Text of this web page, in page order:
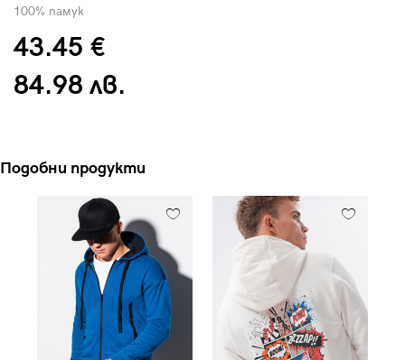
100% памук
43.45 €
84.98 лв.
Подобни продукти